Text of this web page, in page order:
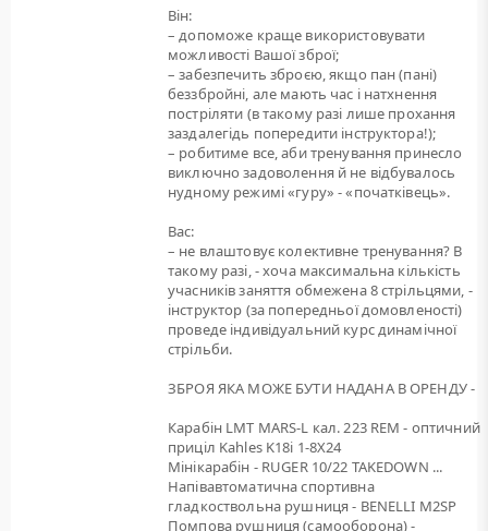
Він:
– допоможе краще використовувати
можливості Вашої зброї;
– забезпечить зброєю, якщо пан (пані)
беззбройні, але мають час і натхнення
постріляти (в такому разі лише прохання
заздалегідь попередити інструктора!);
– робитиме все, аби тренування принесло
виключно задоволення й не відбувалось
нудному режимі «гуру» - «початківець».
Вас:
– не влаштовує колективне тренування? В
такому разі, - хоча максимальна кількість
учасників заняття обмежена 8 стрільцями, -
інструктор (за попередньої домовленості)
проведе індивідуальний курс динамічної
стрільби.
ЗБРОЯ ЯКА МОЖЕ БУТИ НАДАНА В ОРЕНДУ -
Карабін LMT MARS-L кал. 223 REM - оптичний
приціл Kahles K18i 1-8X24
Мінікарабін - RUGER 10/22 TAKEDOWN ...
Напівавтоматична спортивна
гладкоствольна рушниця - BENELLI M2SP
Помпова рушниця (самооборона) -